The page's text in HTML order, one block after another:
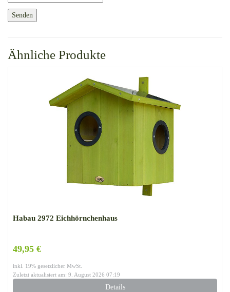
Ähnliche Produkte
Habau 2972 Eichhörnchenhaus
49,95 €
inkl. 19% gesetzlicher MwSt.
Zuletzt aktualisiert am: 9. August 2026 07:19
Details